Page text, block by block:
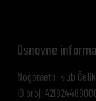
Osnovne
Nogometni klub
ID broj: